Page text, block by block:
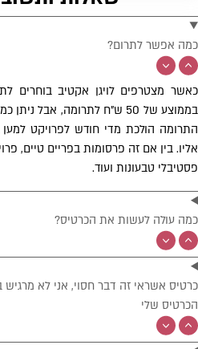
כמה אפשר לתרום?
כאשר מצטרפים לויגן אקטיב בוחרים
התרומה הולכת מדי חודש לפרויקט
אליו. בין אם זה פרסומות בפריים טיים,
פסטיבלי טבעונות ועוד.
כמה עולה לעשות את הכרטיס?
כרטיס אשראי זה דבר חסוי, אני לא
הכרטיס שלי